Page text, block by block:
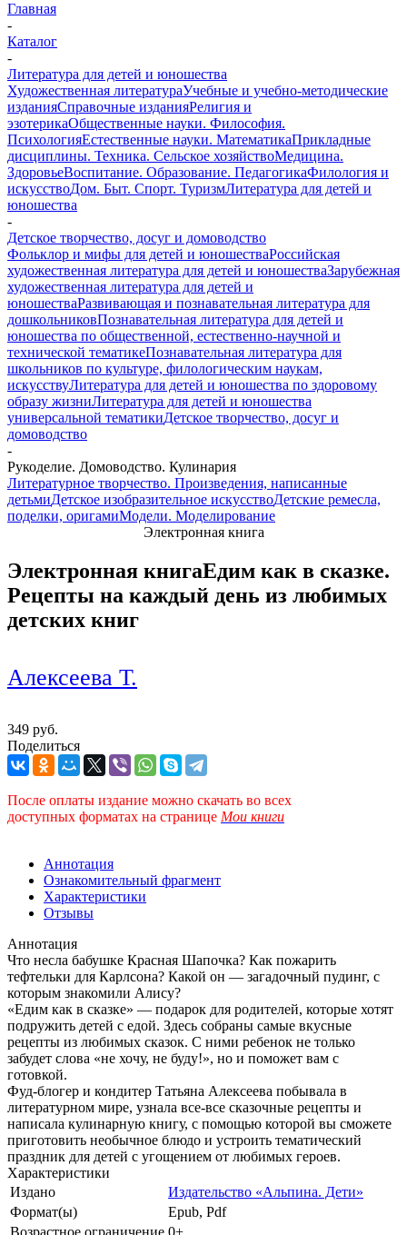
Главная
-
Каталог
-
Литература для детей и юношества
Художественная литератураУчебные и учебно-методические
изданияСправочные изданияРелигия и
эзотерикаОбщественные науки. Философия.
ПсихологияЕстественные науки. МатематикаПрикладные
дисциплины. Техника. Сельское хозяйствоМедицина.
ЗдоровьеВоспитание. Образование. ПедагогикаФилология и
искусствоДом. Быт. Спорт. ТуризмЛитература для детей и
юношества
-
Детское творчество, досуг и домоводство
Фольклор и мифы для детей и юношестваРоссийская
художественная литература для детей и юношестваЗарубежная
художественная литература для детей и
юношестваРазвивающая и познавательная литература для
дошкольниковПознавательная литература для детей и
юношества по общественной, естественно-научной и
технической тематикеПознавательная литература для
школьников по культуре, филологическим наукам,
искусствуЛитература для детей и юношества по здоровому
образу жизниЛитература для детей и юношества
универсальной тематикиДетское творчество, досуг и
домоводство
-
Рукоделие. Домоводство. Кулинария
Литературное творчество. Произведения, написанные
детьмиДетское изобразительное искусствоДетские ремесла,
поделки, оригамиМодели. Моделирование
Электронная книга
Электронная книгаЕдим как в сказке.
Рецепты на каждый день из любимых
детских книг
Алексеева Т.
349 руб.
Поделиться
После оплаты издание можно скачать во всех
доступных форматах на странице Мои книги
Аннотация
Ознакомительный фрагмент
Характеристики
Отзывы
Аннотация
Что несла бабушке Красная Шапочка? Как пожарить
тефтельки для Карлсона? Какой он — загадочный пудинг, с
которым знакомили Алису?
«Едим как в сказке» — подарок для родителей, которые хотят
подружить детей с едой. Здесь собраны самые вкусные
рецепты из любимых сказок. С ними ребенок не только
забудет слова «не хочу, не буду!», но и поможет вам с
готовкой.
Фуд-блогер и кондитер Татьяна Алексеева побывала в
литературном мире, узнала все-все сказочные рецепты и
написала кулинарную книгу, с помощью которой вы сможете
приготовить необычное блюдо и устроить тематический
праздник для детей с угощением от любимых героев.
Характеристики
Издано
Издательство «Альпина. Дети»
Формат(ы)
Epub, Pdf
Возрастное ограничение 0+